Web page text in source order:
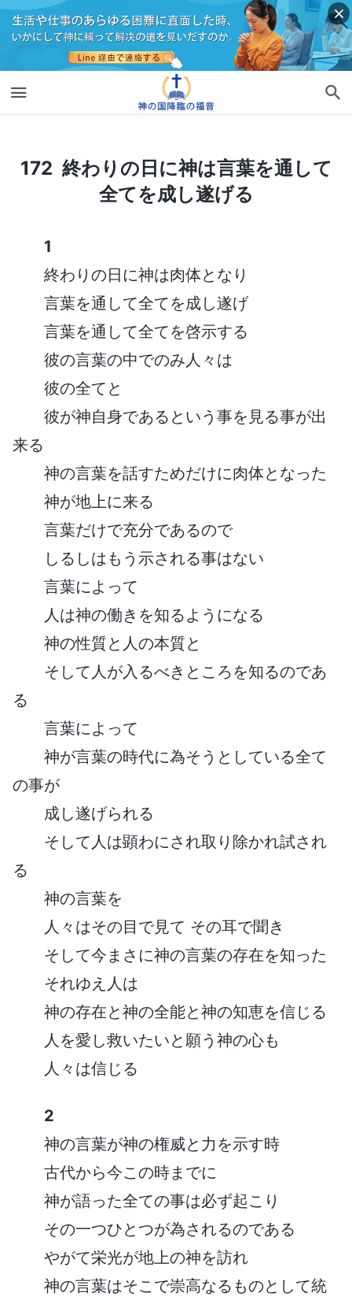
172 終わりの日に神は言葉を通して全てを成し遂げる
172 終わりの日に神は言葉を通して
全てを成し遂げる
1
終わりの日に神は肉体となり
言葉を通して全てを成し遂げ
言葉を通して全てを啓示する
彼の言葉の中でのみ人々は
彼の全てと
彼が神自身であるという事を見る事が出
来る
神の言葉を話すためだけに肉体となった
神が地上に来る
言葉だけで充分であるので
しるしはもう示される事はない
言葉によって
人は神の働きを知るようになる
神の性質と人の本質と
そして人が入るべきところを知るのであ
る
言葉によって
神が言葉の時代に為そうとしている全て
の事が
成し遂げられる
そして人は顕わにされ取り除かれ試され
る
神の言葉を
人々はその目で見て その耳で聞き
そして今まさに神の言葉の存在を知った
それゆえ人は
神の存在と神の全能と神の知恵を信じる
人を愛し救いたいと願う神の心も
人々は信じる
2
神の言葉が神の権威と力を示す時
古代から今この時までに
神が語った全ての事は必ず起こり
その一つひとつが為されるのである
やがて栄光が地上の神を訪れ
神の言葉はそこで崇高なるものとして統